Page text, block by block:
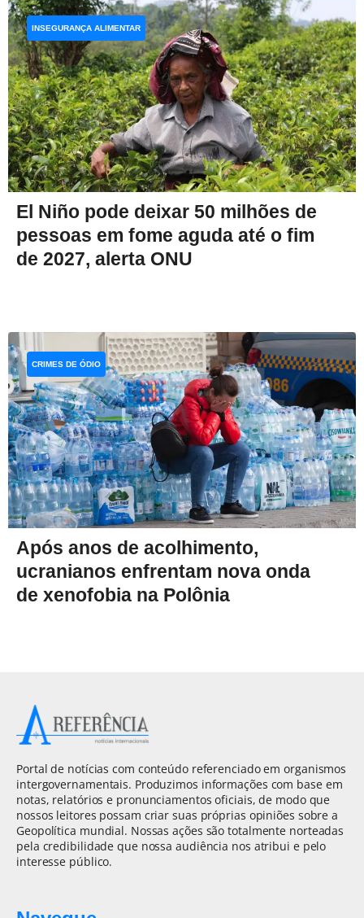
El Niño pode deixar 50 milhões de
pessoas em fome aguda até o fim
de 2027, alerta ONU
INSEGURANÇA ALIMENTAR
Após anos de acolhimento,
ucranianos enfrentam nova onda
de xenofobia na Polônia
CRIMES DE ÓDIO
Portal de notícias com conteúdo referenciado em organismos
intergovernamentais. Produzimos informações com base em
notas, relatórios e pronunciamentos oficiais, de modo que
nossos leitores possam criar suas próprias opiniões sobre a
Geopolítica mundial. Nossas ações são totalmente norteadas
pela credibilidade que nossa audiência nos atribui e pelo
interesse público.